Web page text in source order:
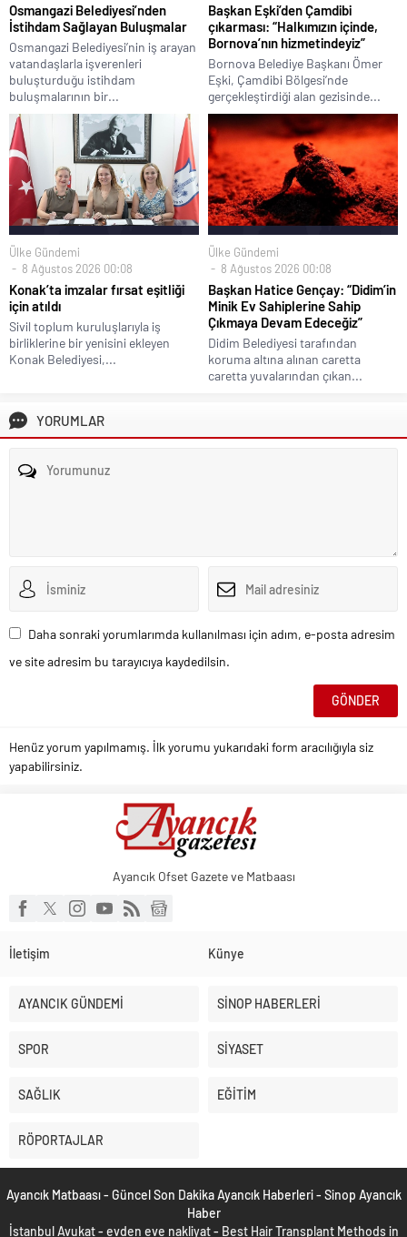
Osmangazi Belediyesi’nden
İstihdam Sağlayan Buluşmalar
Osmangazi Belediyesi’nin iş arayan
vatandaşlarla işverenleri
buluşturduğu istihdam
buluşmalarının bir...
Başkan Eşki’den Çamdibi
çıkarması: “Halkımızın içinde,
Bornova’nın hizmetindeyiz”
Bornova Belediye Başkanı Ömer
Eşki, Çamdibi Bölgesi’nde
gerçekleştirdiği alan gezisinde...
Ülke Gündemi
8 Ağustos 2026 00:08
Konak’ta imzalar fırsat eşitliği
için atıldı
Sivil toplum kuruluşlarıyla iş
birliklerine bir yenisini ekleyen
Konak Belediyesi,...
Ülke Gündemi
8 Ağustos 2026 00:08
Başkan Hatice Gençay: “Didim’in
Minik Ev Sahiplerine Sahip
Çıkmaya Devam Edeceğiz”
Didim Belediyesi tarafından
koruma altına alınan caretta
caretta yuvalarından çıkan...
YORUMLAR
Daha sonraki yorumlarımda kullanılması için adım, e-posta adresim
ve site adresim bu tarayıcıya kaydedilsin.
Henüz yorum yapılmamış. İlk yorumu yukarıdaki form aracılığıyla siz
yapabilirsiniz.
Ayancık Ofset Gazete ve Matbaası
İletişim Künye
AYANCIK GÜNDEMİ SİNOP HABERLERİ
SPOR SİYASET
SAĞLIK EĞİTİM
RÖPORTAJLAR
Ayancık Matbaası - Güncel Son Dakika Ayancık Haberleri - Sinop Ayancık
Haber
İstanbul Avukat- evden eve nakliyat- Best Hair Transplant Methods in